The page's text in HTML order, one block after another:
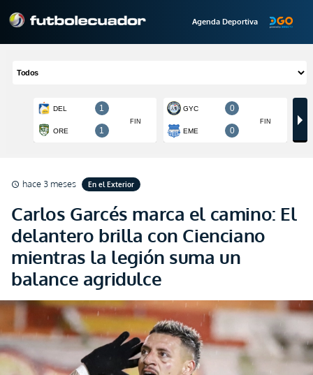
Agenda Deportiva
schedule hace 3 meses En el Exterior
Carlos Garcés marca el camino: El
delantero brilla con Cienciano
mientras la legión suma un
balance agridulce